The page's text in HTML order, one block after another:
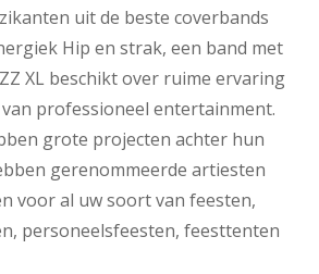
uit de beste coverbands
Hip en strak, een band met
XL beschikt over ruime ervaring
professioneel entertainment.
grote projecten achter hun
gerenommeerde artiesten
voor al uw soort van feesten,
personeelsfeesten, feesttenten